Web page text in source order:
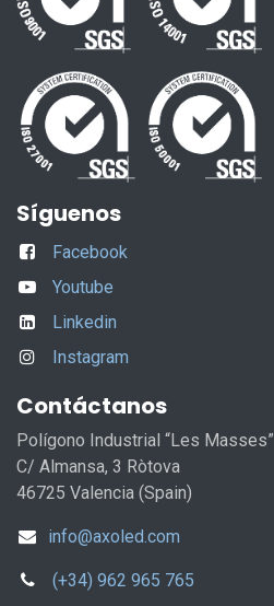
Síguenos
Facebook
Youtube
Linkedin
Instagram
Contáctanos
Polígono Industrial “Les Masses”
C/ Almansa, 3 Ròtova
46725 Valencia (Spain)
info@axoled.com
(+34) 962 965 765